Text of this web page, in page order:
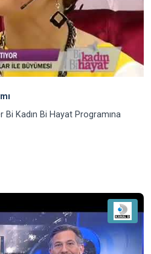
Bi Kadın Bi Hayat Programına